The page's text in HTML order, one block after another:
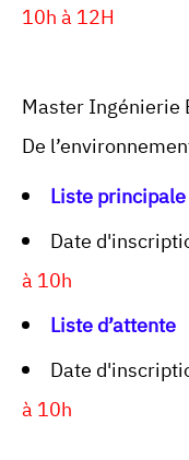
10h à 12H
Master Ingénierie
De
Liste principale
Date
à 10h
Liste d’attente
Date
à 10h